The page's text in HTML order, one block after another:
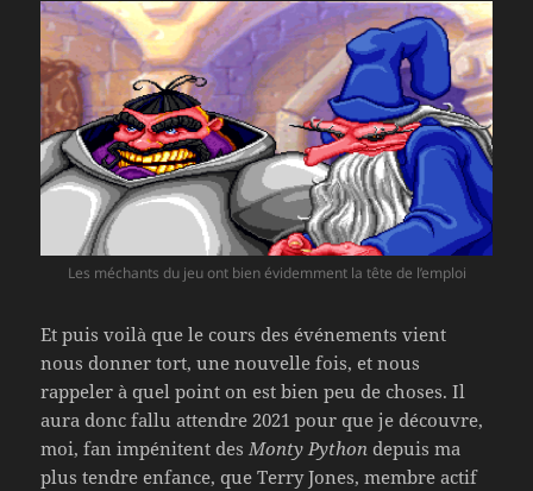
Les méchants du jeu ont bien évidemment la tête de l’emploi
Et puis voilà que le cours des événements vient
nous donner tort, une nouvelle fois, et nous
rappeler à quel point on est bien peu de choses. Il
aura donc fallu attendre 2021 pour que je découvre,
moi, fan impénitent des Monty Python depuis ma
plus tendre enfance, que Terry Jones, membre actif